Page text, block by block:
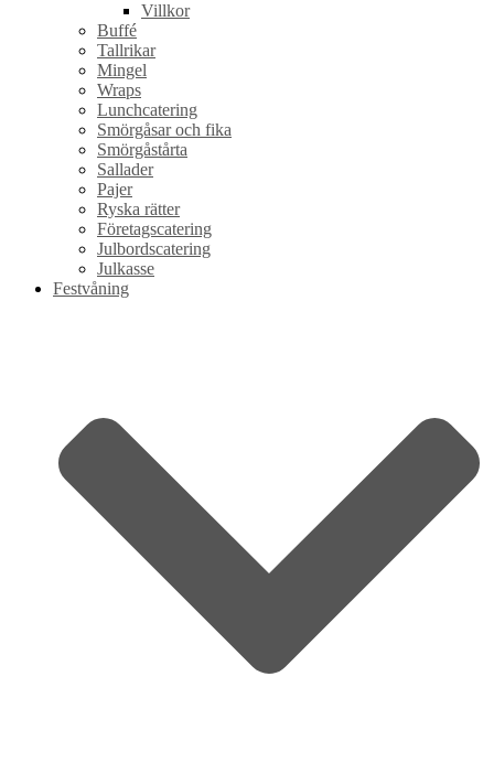
Villkor
Buffé
Tallrikar
Mingel
Wraps
Lunchcatering
Smörgåsar och fika
Smörgåstårta
Sallader
Pajer
Ryska rätter
Företagscatering
Julbordscatering
Julkasse
Festvåning